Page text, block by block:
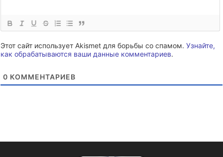
Этот сайт использует Akismet для борьбы со спамом. Узнайте,
как обрабатываются ваши данные комментариев.
0 КОММЕНТАРИЕВ